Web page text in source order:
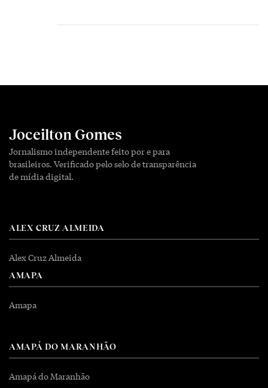
Joceilton Gomes
Jornalismo independente feito por e para
brasileiros. Verificado pelo selo de transparência
de mídia digital.
ALEX CRUZ ALMEIDA
Alex Cruz Almeida
AMAPA
Amapa
AMAPÁ DO MARANHÃO
Amapá do Maranhão